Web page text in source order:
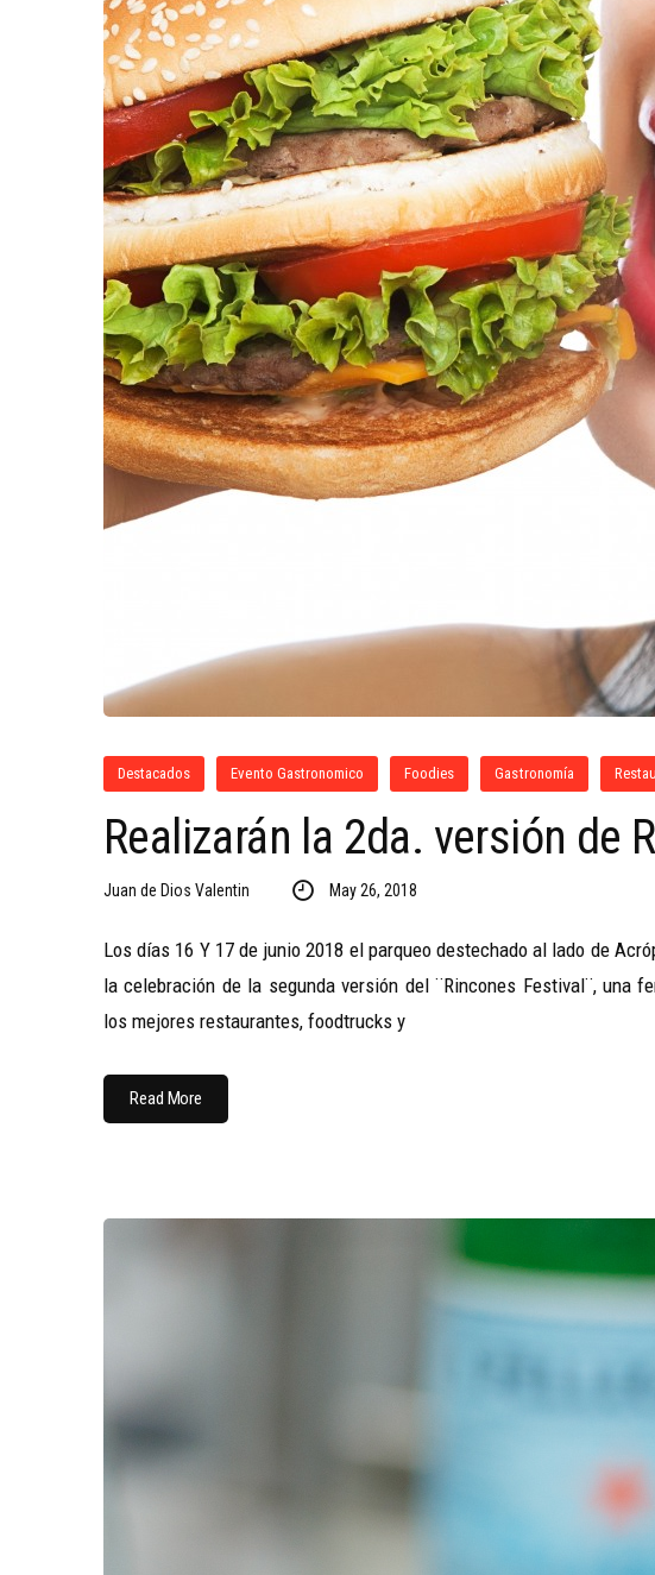
Destacados Evento Gastronomico Foodies Gastronomía
Realizarán la 2da. versión de
Juan de Dios Valentin May 26, 2018
Los días 16 Y 17 de junio 2018 el parqueo destechado al lado de
la celebración de la segunda versión del ¨Rincones Festival¨, una
los mejores restaurantes, foodtrucks y
Read More